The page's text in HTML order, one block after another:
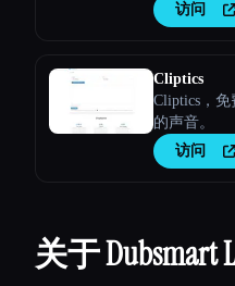
访问
Cliptics
Cliptics，
的声音。
访问
关于 Dubsmart